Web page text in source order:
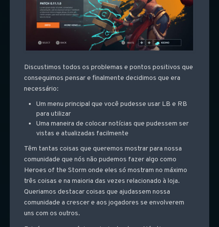
Discustimos todos os problemas e pontos positivos que
conseguimos pensar e finalmente decidimos que era
necessário:
Um menu principal que você pudesse usar LB e RB
para utilizar
Uma maneira de colocar notícias que pudessem ser
vistas e atualizadas facilmente
Têm tantas coisas que queremos mostrar para nossa
comunidade que nós não pudemos fazer algo como
Heroes of the Storm onde eles só mostram no máximo
três coisas e na maioria das vezes relacionado à loja.
Queriamos destacar coisas que ajudassem nossa
comunidade a crescer e aos jogadores se envolverem
uns com os outros.